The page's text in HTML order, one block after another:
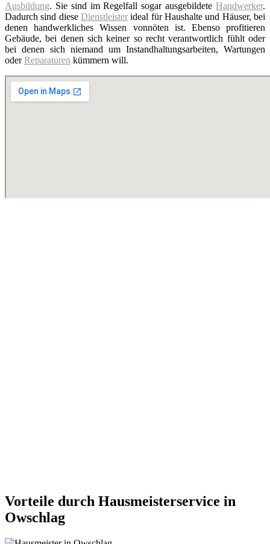
Ausbildung. Sie sind im Regelfall sogar ausgebildete Handwerker.
Dadurch sind diese Dienstleister ideal für Haushalte und Häuser, bei
denen handwerkliches Wissen vonnöten ist. Ebenso profitieren
Gebäude, bei denen sich keiner so recht verantwortlich fühlt oder
bei denen sich niemand um Instandhaltungsarbeiten, Wartungen
oderReparaturen kümmern will.
Vorteile durch Hausmeisterservice in
Owschlag